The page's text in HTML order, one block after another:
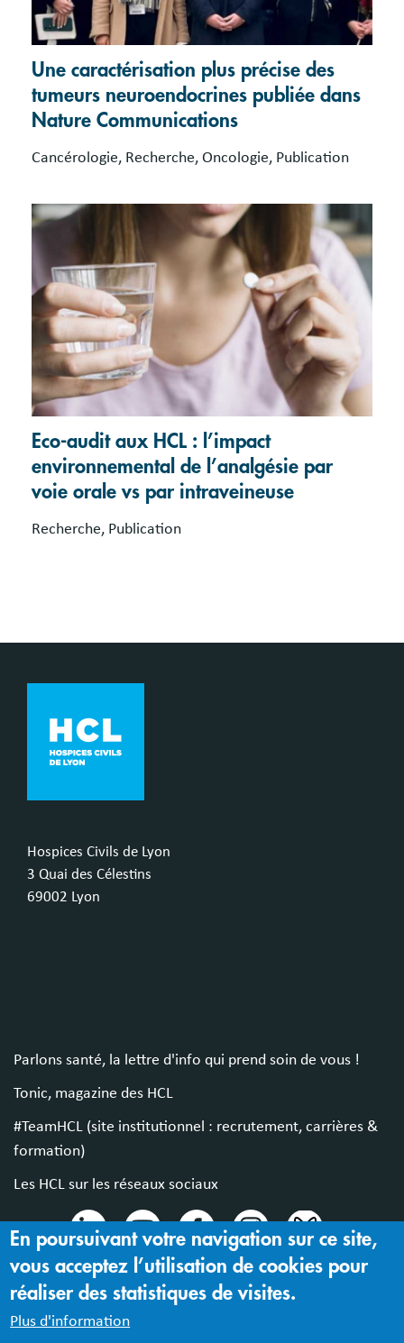
Une caractérisation plus précise des
tumeurs neuroendocrines publiée dans
Nature Communications
Cancérologie, Recherche, Oncologie, Publication
Eco-audit aux HCL : l’impact
environnemental de l’analgésie par
voie orale vs par intraveineuse
Recherche, Publication
Hospices Civils de Lyon
3 Quai des Célestins
69002 Lyon
Parlons santé, la lettre d'info qui prend soin de vous !
Tonic, magazine des HCL
#TeamHCL (site institutionnel : recrutement, carrières &
formation)
Les HCL sur les réseaux sociaux
Mentions légales |
Accessibilité : partiellement conforme
En poursuivant votre navigation sur ce site,
vous acceptez l’utilisation de cookies pour
réaliser des statistiques de visites.
Plus d'information